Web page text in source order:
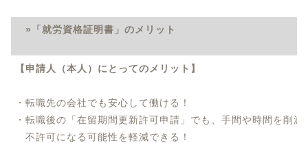
»「就労資格証明書」のメリット
【申請人（本人）にとってのメリット】
・転職先の会社でも安心して働ける！
・転職後の「在留期間更新許可申請」でも、手間や時間を削減
不許可になる可能性を軽減できる！